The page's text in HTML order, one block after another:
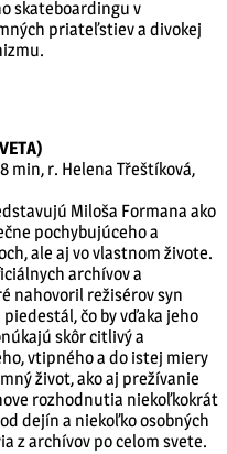
skateboardingu v
priateľstiev a divokej
min, r. Helena Třeštíková,
Miloša Formana ako
pochybujúceho a
ale aj vo vlastnom živote.
archívov a
nahovoril režisérov syn
čo by vďaka jeho
skôr citlivý a
vtipného a do istej miery
život, ako aj prežívanie
rozhodnutia niekoľkokrát
dejín a niekoľko osobných
z archívov po celom svete.